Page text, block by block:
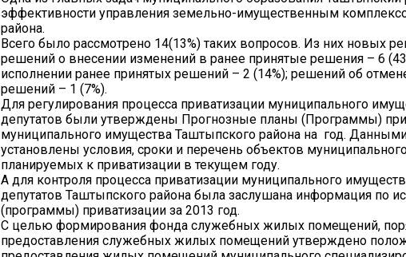
эффективности управления земельно-имущественным
района.
Всего было рассмотрено 14(13%) таких вопросов. Из них новых
решений о внесении изменений в ранее принятые решения – 6
исполнении ранее принятых решений – 2 (14%); решений об
решений – 1 (7%).
Для регулирования процесса приватизации муниципального
депутатов были утверждены Прогнозные планы (Программы)
муниципального имущества Таштыпского района на год.
установлены условия, сроки и перечень объектов
планируемых к приватизации в текущем году.
А для контроля процесса приватизации муниципального
депутатов Таштыпского района была заслушана информация по
(программы) приватизации за 2013 год.
С целью формирования фонда служебных жилых помещений,
предоставления служебных жилых помещений утверждено